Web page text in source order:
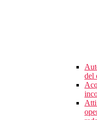
del
Atti